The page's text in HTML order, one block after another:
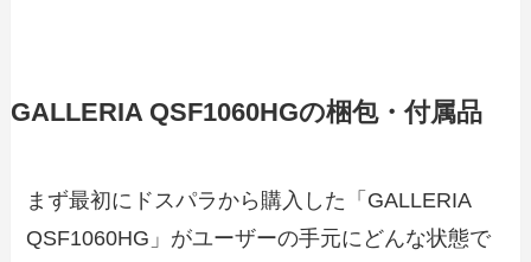
GALLERIA QSF1060HGの梱包・付属品
まず最初にドスパラから購入した「GALLERIA
QSF1060HG」がユーザーの手元にどんな状態で